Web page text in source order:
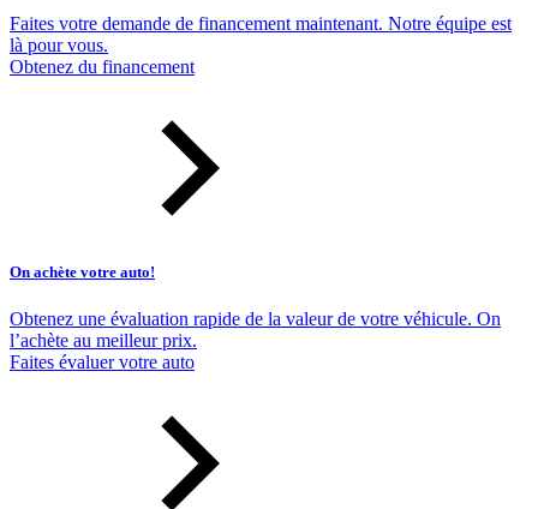
Faites votre demande de financement maintenant. Notre équipe est
là pour vous.
Obtenez du financement
On achète votre auto!
Obtenez une évaluation rapide de la valeur de votre véhicule. On
l’achète au meilleur prix.
Faites évaluer votre auto